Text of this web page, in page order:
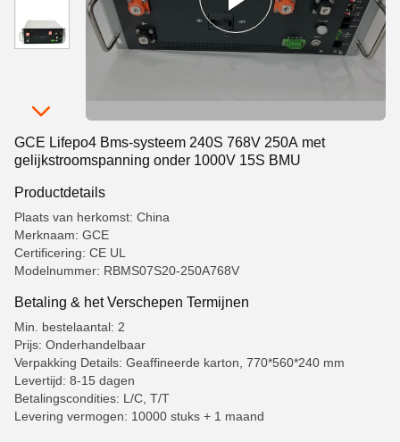
GCE Lifepo4 Bms-systeem 240S 768V 250A met
gelijkstroomspanning onder 1000V 15S BMU
Productdetails
Plaats van herkomst: China
Merknaam: GCE
Certificering: CE UL
Modelnummer: RBMS07S20-250A768V
Betaling & het Verschepen Termijnen
Min. bestelaantal: 2
Prijs: Onderhandelbaar
Verpakking Details: Geaffineerde karton, 770*560*240 mm
Levertijd: 8-15 dagen
Betalingscondities: L/C, T/T
Levering vermogen: 10000 stuks + 1 maand